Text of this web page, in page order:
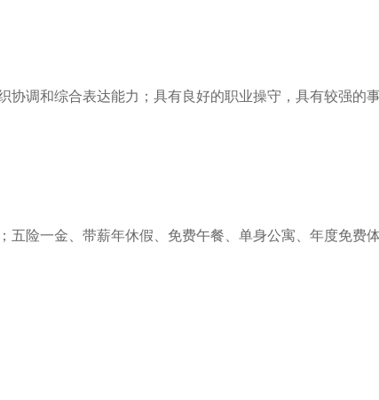
调和综合表达能力；具有良好的职业操守，具有较强的
五险一金、带薪年休假、免费午餐、单身公寓、年度免